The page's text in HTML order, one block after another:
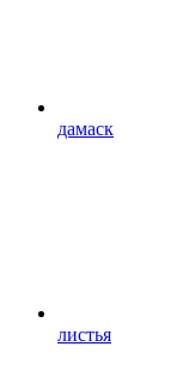
дамаск
листья